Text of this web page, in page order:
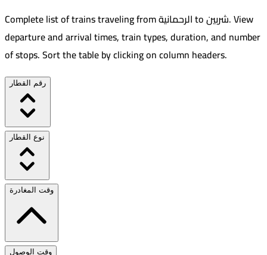
Complete list of trains traveling fromالرحمانيةtoشربين.View
departure and arrival times, train types, duration, and number
of stops. Sort the table by clicking on column headers.
رقم القطار
نوع القطار
وقت المغادرة
وقت الوصول